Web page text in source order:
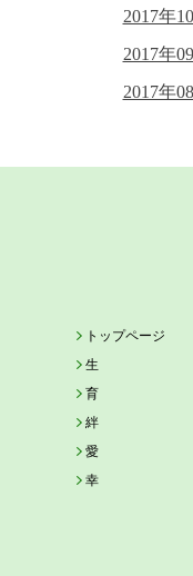
2017年
2017年
2017年
トップページ
生
育
絆
愛
幸